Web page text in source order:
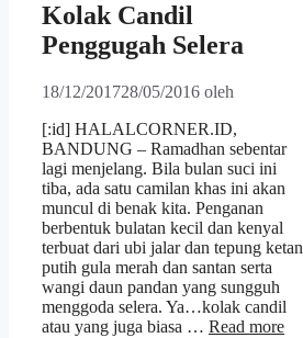
Kolak Candil
Penggugah Selera
18/12/201728/05/2016 oleh
[:id] HALALCORNER.ID,
BANDUNG – Ramadhan sebentar
lagi menjelang. Bila bulan suci ini
tiba, ada satu camilan khas ini akan
muncul di benak kita. Penganan
berbentuk bulatan kecil dan kenyal
terbuat dari ubi jalar dan tepung ketan
putih gula merah dan santan serta
wangi daun pandan yang sungguh
menggoda selera. Ya…kolak candil
atau yang juga biasa … Read more